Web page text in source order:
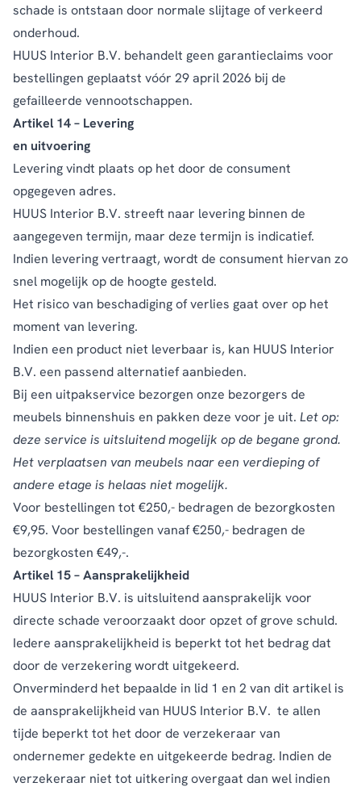
schade is ontstaan door normale slijtage of verkeerd
onderhoud.
HUUS Interior B.V. behandelt geen garantieclaims voor
bestellingen geplaatst vóór 29 april 2026 bij de
gefailleerde vennootschappen.
Artikel 14 – Levering
en uitvoering
Levering vindt plaats op het door de consument
opgegeven adres.
HUUS Interior B.V. streeft naar levering binnen de
aangegeven termijn, maar deze termijn is indicatief.
Indien levering vertraagt, wordt de consument hiervan zo
snel mogelijk op de hoogte gesteld.
Het risico van beschadiging of verlies gaat over op het
moment van levering.
Indien een product niet leverbaar is, kan HUUS Interior
B.V. een passend alternatief aanbieden.
Bij een uitpakservice bezorgen onze bezorgers de
meubels binnenshuis en pakken deze voor je uit. Let op:
deze service is uitsluitend mogelijk op de begane grond.
Het verplaatsen van meubels naar een verdieping of
andere etage is helaas niet mogelijk.
Voor bestellingen tot €250,- bedragen de bezorgkosten
€9,95. Voor bestellingen vanaf €250,- bedragen de
bezorgkosten €49,-.
Artikel 15 – Aansprakelijkheid
HUUS Interior B.V. is uitsluitend aansprakelijk voor
directe schade veroorzaakt door opzet of grove schuld.
Iedere aansprakelijkheid is beperkt tot het bedrag dat
door de verzekering wordt uitgekeerd.
Onverminderd het bepaalde in lid 1 en 2 van dit artikel is
de aansprakelijkheid van HUUS Interior B.V. te allen
tijde beperkt tot het door de verzekeraar van
ondernemer gedekte en uitgekeerde bedrag. Indien de
verzekeraar niet tot uitkering overgaat dan wel indien